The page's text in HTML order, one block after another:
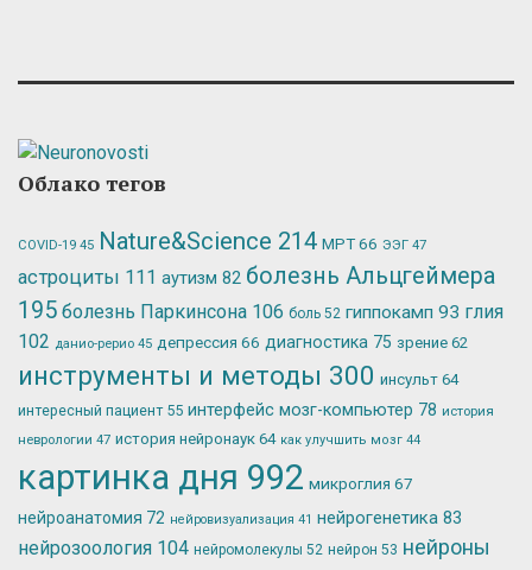
Облако тегов
COVID-19 45 Nature&Science 214 МРТ66 ЭЭГ 47
астроциты 111 аутизм 82 болезнь Альцгеймера
195 болезнь Паркинсона 106 боль 52 гиппокамп 93 глия
102 данио-рерио 45 депрессия 66 диагностика 75 зрение 62
инструменты и методы 300 инсульт 64
интересный пациент 55 интерфейс мозг-компьютер 78 история
неврологии 47 история нейронаук 64 как улучшить мозг 44
картинка дня 992 микроглия 67
нейроанатомия 72 нейровизуализация 41 нейрогенетика 83
нейрозоология 104 нейромолекулы 52 нейрон 53 нейроны